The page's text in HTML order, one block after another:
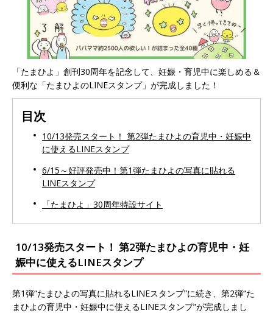
「たまひよ」創刊30周年を記念して、妊娠・育児中に楽しめる＆
便利な「たまひよのLINEスタンプ」が完成しました！
目次
10/13発売スタート！ 第2弾たまひよの育児中・妊娠中
に使えるLINEスタンプ
6/15～好評発売中！第1弾たまひよの写真に貼れる
LINEスタンプ
「たまひよ」30周年特設サイト
10/13発売スタート！ 第2弾たまひよの育児中・妊
娠中に使えるLINEスタンプ
第1弾“たまひよの写真に貼れるLINEスタンプ”に続き、第2弾“た
まひよの育児中・妊娠中に使えるLINEスタンプ”が完成しまし